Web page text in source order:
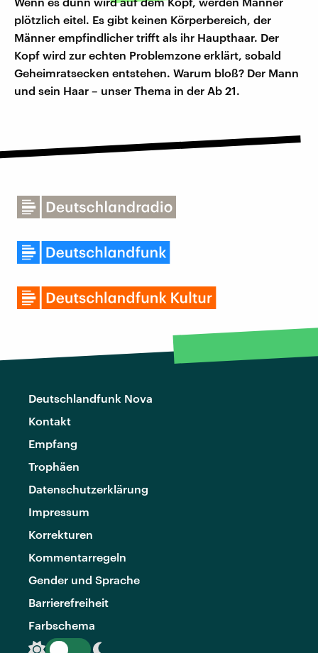
plötzlich eitel. Es gibt keinen Körperbereich, der
Männer empfindlicher trifft als ihr Haupthaar. Der
Kopf wird zur echten Problemzone erklärt, sobald
Geheimratsecken entstehen. Warum bloß? Der Mann
und sein Haar – unser Thema in der Ab 21.
Deutschlandfunk Nova
Kontakt
Empfang
Trophäen
Datenschutzerklärung
Impressum
Korrekturen
Kommentarregeln
Gender und Sprache
Barrierefreiheit
Farbschema